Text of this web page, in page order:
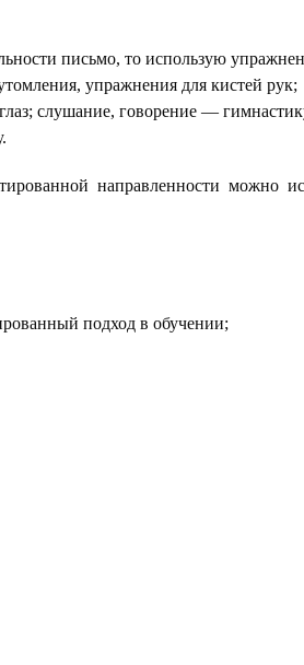
письмо, то использую
упражнения для кистей рук;
слушание, говорение —
направленности можно
подход в обучении;